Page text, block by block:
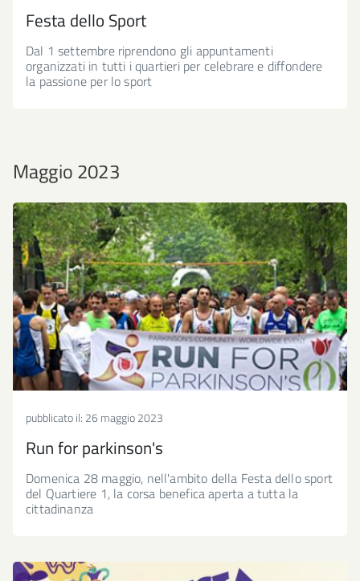
Festa dello Sport
Dal 1 settembre riprendono gli appuntamenti
organizzati in tutti i quartieri per celebrare e diffondere
la passione per lo sport
Maggio 2023
pubblicato il: 26 maggio 2023
Run for parkinson's
Domenica 28 maggio, nell'ambito della Festa dello sport
del Quartiere 1, la corsa benefica aperta a tutta la
cittadinanza